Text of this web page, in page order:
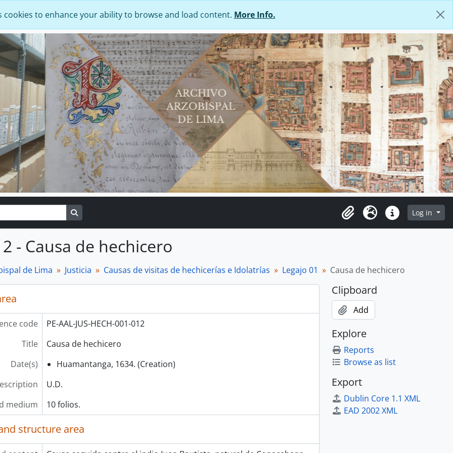
cookies to enhance your ability to browse and load content. More Info.
Search in browse page
ClipboardLanguageQuick linksLog in
- Causa de hechicero
de Lima Justicia Causas de visitas de hechicerías e Idolatrías Legajo 01 Causa de hechicero
code
PE-AAL-JUS-HECH-001-012
Title
Causa de hechicero
Date(s)
Huamantanga, 1634. (Creation)
U.D.
medium
10 folios.
structure area
Clipboard
Add
Explore
Reports
Browse as list
Export
Dublin Core 1.1 XML
EAD 2002 XML